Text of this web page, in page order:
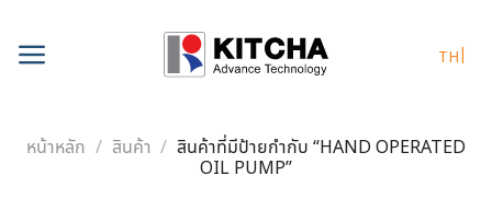
content
TH
หน้าหลัก / สินค้า / สินค้าที่มีป้ายกำกับ “HAND OPERATED
OIL PUMP”